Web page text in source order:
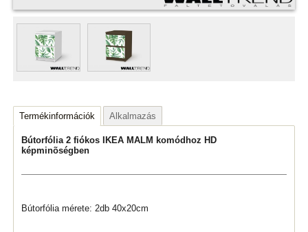
Termékinformációk Alkalmazás
Bútorfólia 2 fiókos IKEA MALM komódhoz HD
képminõségben
Bútorfólia mérete: 2db 40x20cm